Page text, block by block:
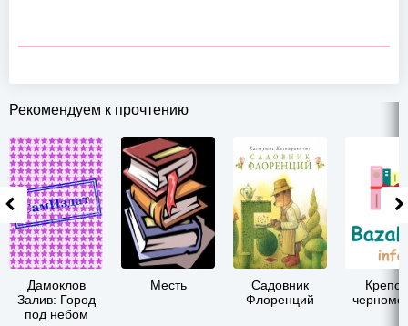
Рекомендуем к прочтению
Дамоклов
Залив: Город
под небом
Месть
Садовник
Флоренций